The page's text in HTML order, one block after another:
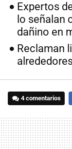
Expertos
lo señalan
dañino en
Reclaman
4 comentarios